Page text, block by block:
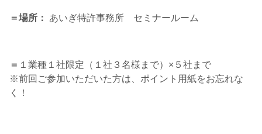
＝場所： あいぎ特許事務所 セミナールーム
＝ １業種１社限定（１社３名様まで）×５社まで
※前回ご参加いただいた方は、ポイント用紙をお忘れな
く！